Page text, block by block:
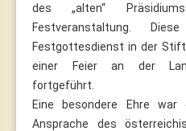
des „alten“
Festveranstaltung.
Festgottesdienst in der
einer Feier an der
fortgeführt.
Eine besondere Ehre
Ansprache des